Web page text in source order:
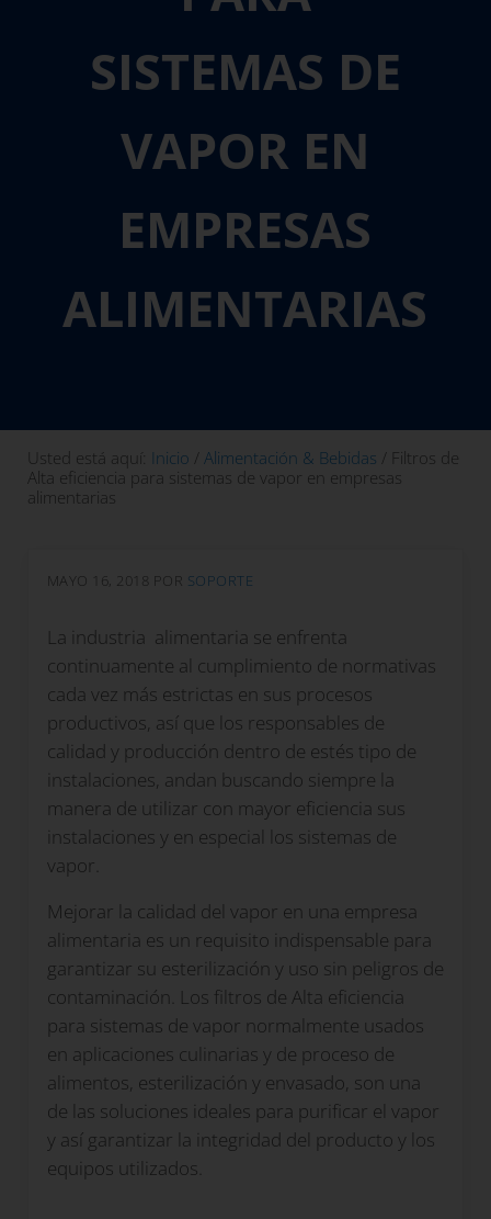
SISTEMAS DE
VAPOR EN
EMPRESAS
ALIMENTARIAS
Usted está aquí: Inicio / Alimentación & Bebidas / Filtros de
Alta eficiencia para sistemas de vapor en empresas
alimentarias
MAYO 16, 2018 POR SOPORTE
La industria alimentaria se enfrenta
continuamente al cumplimiento de normativas
cada vez más estrictas en sus procesos
productivos, así que los responsables de
calidad y producción dentro de estés tipo de
instalaciones, andan buscando siempre la
manera de utilizar con mayor eficiencia sus
instalaciones y en especial los sistemas de
vapor.
Mejorar la calidad del vapor en una empresa
alimentaria es un requisito indispensable para
garantizar su esterilización y uso sin peligros de
contaminación. Los filtros de Alta eficiencia
para sistemas de vapor normalmente usados
en aplicaciones culinarias y de proceso de
alimentos, esterilización y envasado, son una
de las soluciones ideales para purificar el vapor
y así garantizar la integridad del producto y los
equipos utilizados.